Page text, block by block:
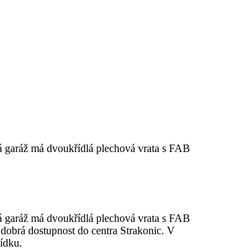
má dvoukřídlá plechová vrata s FAB
má dvoukřídlá plechová vrata s FAB
dostupnost do centra Strakonic. V